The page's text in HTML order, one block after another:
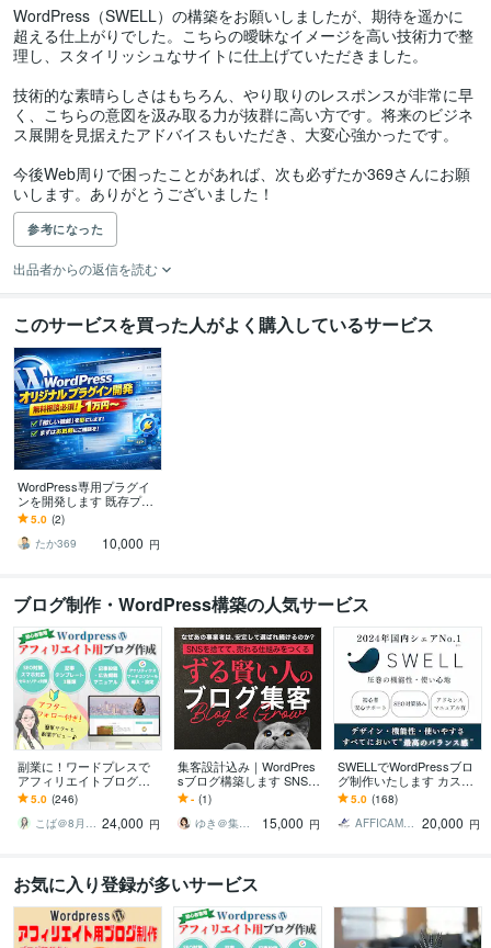
WordPress（SWELL）の構築をお願いしましたが、期待を遥かに
超える仕上がりでした。こちらの曖昧なイメージを高い技術力で整
理し、スタイリッシュなサイトに仕上げていただきました。
技術的な素晴らしさはもちろん、やり取りのレスポンスが非常に早
く、こちらの意図を汲み取る力が抜群に高い方です。将来のビジネ
ス展開を見据えたアドバイスもいただき、大変心強かったです。
今後Web周りで困ったことがあれば、次も必ずたか369さんにお願
いします。ありがとうございました！
参考になった
出品者からの返信を読む
このサービスを買った人がよく購入しているサービス
WordPress専用プラグイ
ンを開発します 既存プラ
グインで無理な機能を実
装します
5.0 (2)
たか369
10,000 円
ブログ制作・WordPress構築の人気サービス
副業に！ワードプレスで
アフィリエイトブログ作
ります SEO対策済・アド
センス対応・有料テーマ
カスタマイズもOK
5.0 (246)
こば＠8月7日～8月16日夏季休業 24,000 円
集客設計込み｜WordPres
sブログ構築します SNS・
広告不要！ずる賢い集客
の仕組みを作ります
- (1)
ゆき＠集客設計ホームページ制作
15,000 円
SWELLでWordPressブロ
グ制作いたします カスタ
マイズ途中の方も対応さ
せていただきます！
5.0 (168)
AFFICAMP ブログ・HP制作 20,000 円
お気に入り登録が多いサービス